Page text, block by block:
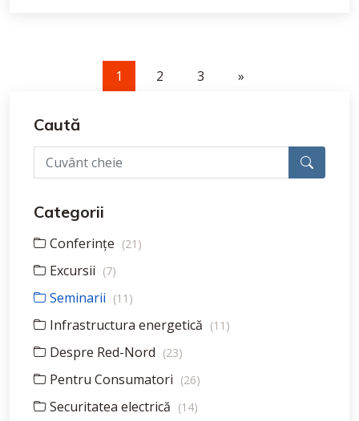
1 2 3 »
Caută
Categorii
Conferințe (21)
Excursii (7)
Seminarii (11)
Infrastructura energetică (11)
Despre Red-Nord (23)
Pentru Consumatori (26)
Securitatea electrică (14)